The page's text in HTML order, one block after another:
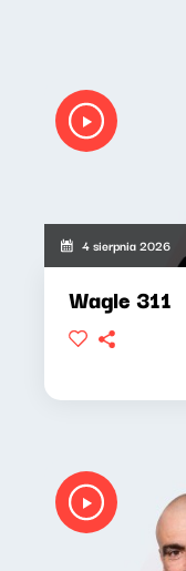
4 sierpnia 2026
Wagle 311